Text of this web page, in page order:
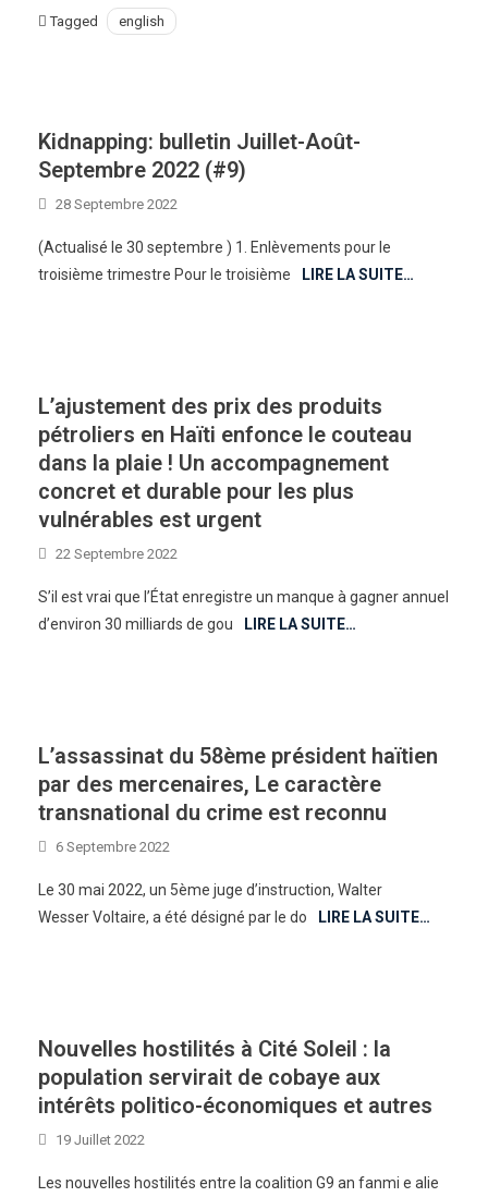
Tagged english
Kidnapping: bulletin Juillet-Août-
Septembre 2022 (#9)
28 Septembre 2022
(Actualisé le 30 septembre ) 1. Enlèvements pour le
troisième trimestre Pour le troisième
LIRE LA SUITE…
L’ajustement des prix des produits
pétroliers en Haïti enfonce le couteau
dans la plaie ! Un accompagnement
concret et durable pour les plus
vulnérables est urgent
22 Septembre 2022
S’il est vrai que l’État enregistre un manque à gagner annuel
d’environ 30 milliards de gou
LIRE LA SUITE…
L’assassinat du 58ème président haïtien
par des mercenaires, Le caractère
transnational du crime est reconnu
6 Septembre 2022
Le 30 mai 2022, un 5ème juge d’instruction, Walter
Wesser Voltaire, a été désigné par le do
LIRE LA SUITE…
Nouvelles hostilités à Cité Soleil : la
population servirait de cobaye aux
intérêts politico-économiques et autres
19 Juillet 2022
Les nouvelles hostilités entre la coalition G9 an fanmi e alie